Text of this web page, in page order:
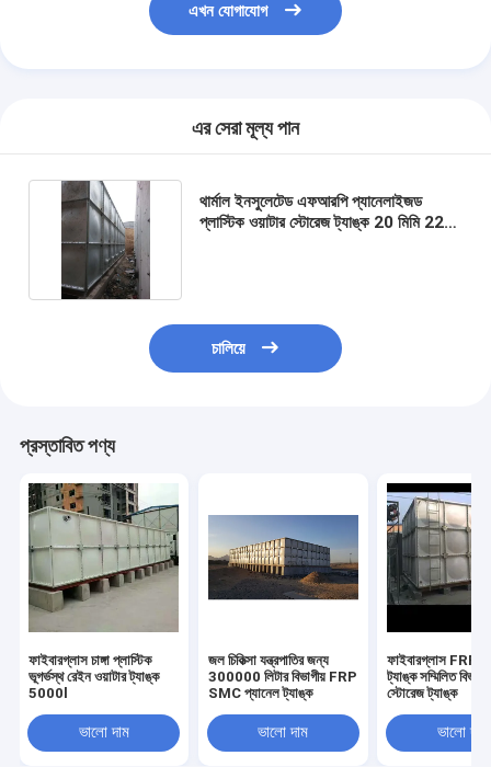
এখন যোগাযোগ
এর সেরা মূল্য পান
থার্মাল ইনসুলেটেড এফআরপি প্যানেলাইজড
প্লাস্টিক ওয়াটার স্টোরেজ ট্যাঙ্ক 20 মিমি 22
চালিয়ে
প্রস্তাবিত পণ্য
ফাইবারগ্লাস চাঙ্গা প্লাস্টিক
ভূগর্ভস্থ রেইন ওয়াটার ট্যাঙ্ক
5000l
ভালো দাম
জল চিকিত্সা যন্ত্রপাতির জন্য
300000 লিটার বিভাগীয় FRP
SMC প্যানেল ট্যাঙ্ক
ভালো দাম
ফাইবারগ্লাস FRP
ট্যাঙ্ক সম্মিলিত
স্টোরেজ ট্যাঙ্ক
ভালো দাম